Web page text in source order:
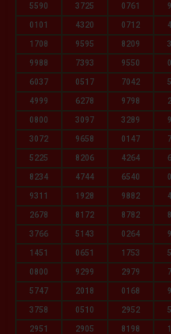
5590 3725 0761
0101 4320 0712
1708 9595 8209
9988 7393 9550
6037 0517 7042
4999 6278 9798
0800 3097 3289
3072 9658 0147
5225 8206 4264
8234 4744 6540
9311 1928 9882
2678 8172 8782
3766 5143 0264
1451 0651 1753
0800 9299 2979
5747 2018 0168
3758 0510 2952
2951 2905 8198